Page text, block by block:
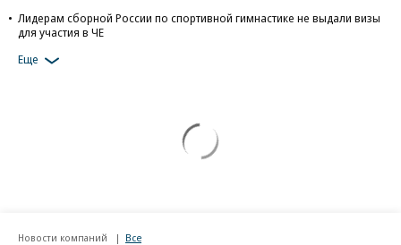
Лидерам сборной России по спортивной гимнастике не выдали визы
для участия в ЧЕ
Еще
Новости компаний Все